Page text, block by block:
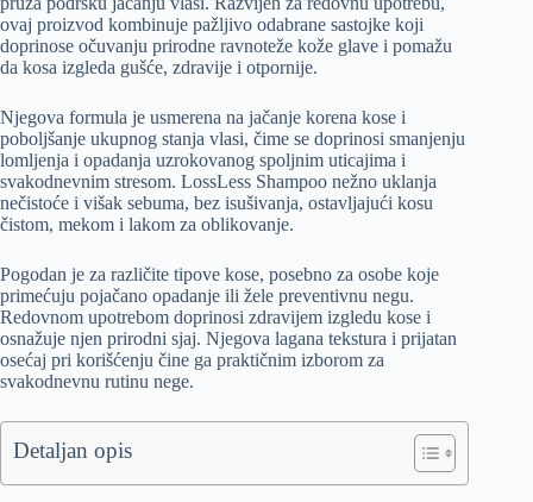
ovaj proizvod kombinuje pažljivo odabrane sastojke koji
doprinose očuvanju prirodne ravnoteže kože glave i pomažu
da kosa izgleda gušće, zdravije i otpornije.
Njegova formula je usmerena na jačanje korena kose i
poboljšanje ukupnog stanja vlasi, čime se doprinosi smanjenju
lomljenja i opadanja uzrokovanog spoljnim uticajima i
svakodnevnim stresom. LossLess Shampoo nežno uklanja
nečistoće i višak sebuma, bez isušivanja, ostavljajući kosu
čistom, mekom i lakom za oblikovanje.
Pogodan je za različite tipove kose, posebno za osobe koje
primećuju pojačano opadanje ili žele preventivnu negu.
Redovnom upotrebom doprinosi zdravijem izgledu kose i
osnažuje njen prirodni sjaj. Njegova lagana tekstura i prijatan
osećaj pri korišćenju čine ga praktičnim izborom za
svakodnevnu rutinu nege.
Detaljan opis